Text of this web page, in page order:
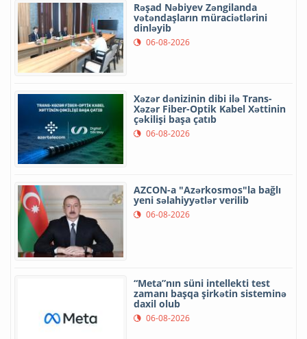
Rəşad Nəbiyev Zəngilanda
vətəndaşların müraciətlərini
dinləyib
06-08-2026
Xəzər dənizinin dibi ilə Trans-
Xəzər Fiber-Optik Kabel Xəttinin
çəkilişi başa çatıb
06-08-2026
AZCON-a "Azərkosmos"la bağlı
yeni səlahiyyətlər verilib
06-08-2026
“Meta”nın süni intellekti test
zamanı başqa şirkətin sisteminə
daxil olub
06-08-2026